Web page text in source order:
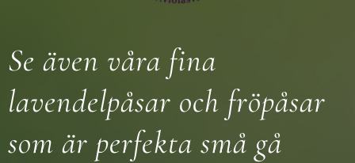
Se även våra fina
lavendelpåsar och fröpåsar
som är perfekta små gå